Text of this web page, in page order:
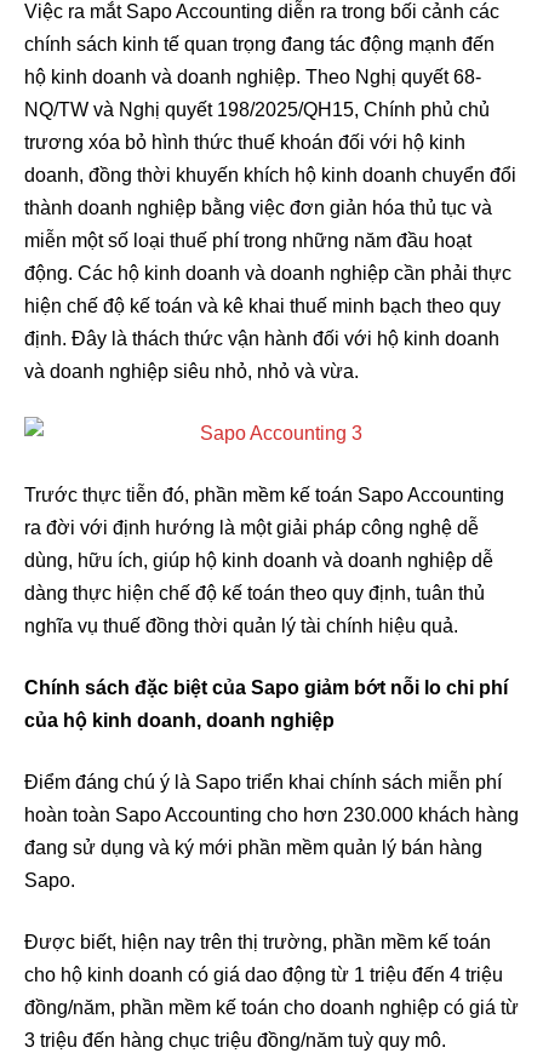
Việc ra mắt Sapo Accounting diễn ra trong bối cảnh các
chính sách kinh tế quan trọng đang tác động mạnh đến
hộ kinh doanh và doanh nghiệp. Theo Nghị quyết 68-
NQ/TW và Nghị quyết 198/2025/QH15, Chính phủ chủ
trương xóa bỏ hình thức thuế khoán đối với hộ kinh
doanh, đồng thời khuyến khích hộ kinh doanh chuyển đổi
thành doanh nghiệp bằng việc đơn giản hóa thủ tục và
miễn một số loại thuế phí trong những năm đầu hoạt
động. Các hộ kinh doanh và doanh nghiệp cần phải thực
hiện chế độ kế toán và kê khai thuế minh bạch theo quy
định. Đây là thách thức vận hành đối với hộ kinh doanh
và doanh nghiệp siêu nhỏ, nhỏ và vừa.
Trước thực tiễn đó, phần mềm kế toán Sapo Accounting
ra đời với định hướng là một giải pháp công nghệ dễ
dùng, hữu ích, giúp hộ kinh doanh và doanh nghiệp dễ
dàng thực hiện chế độ kế toán theo quy định, tuân thủ
nghĩa vụ thuế đồng thời quản lý tài chính hiệu quả.
Chính sách đặc biệt của Sapo giảm bớt nỗi lo chi phí
của hộ kinh doanh, doanh nghiệp
Điểm đáng chú ý là Sapo triển khai chính sách miễn phí
hoàn toàn Sapo Accounting cho hơn 230.000 khách hàng
đang sử dụng và ký mới phần mềm quản lý bán hàng
Sapo.
Được biết, hiện nay trên thị trường, phần mềm kế toán
cho hộ kinh doanh có giá dao động từ 1 triệu đến 4 triệu
đồng/năm, phần mềm kế toán cho doanh nghiệp có giá từ
3 triệu đến hàng chục triệu đồng/năm tuỳ quy mô.